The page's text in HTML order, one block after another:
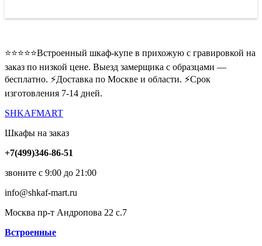
⭐️⭐️⭐️⭐️⭐️Встроенный шкаф-купе в прихожую с гравировкой на
заказ по низкой цене. Выезд замерщика с образцами —
бесплатно. ⚡️Доставка по Москве и области. ⚡️Срок
изготовления 7-14 дней.
SHKAFMART
Шкафы на заказ
+7(499)346-86-51
звоните с 9:00 до 21:00
info@shkaf-mart.ru
Москва пр-т Андропова 22 с.7
Встроенные